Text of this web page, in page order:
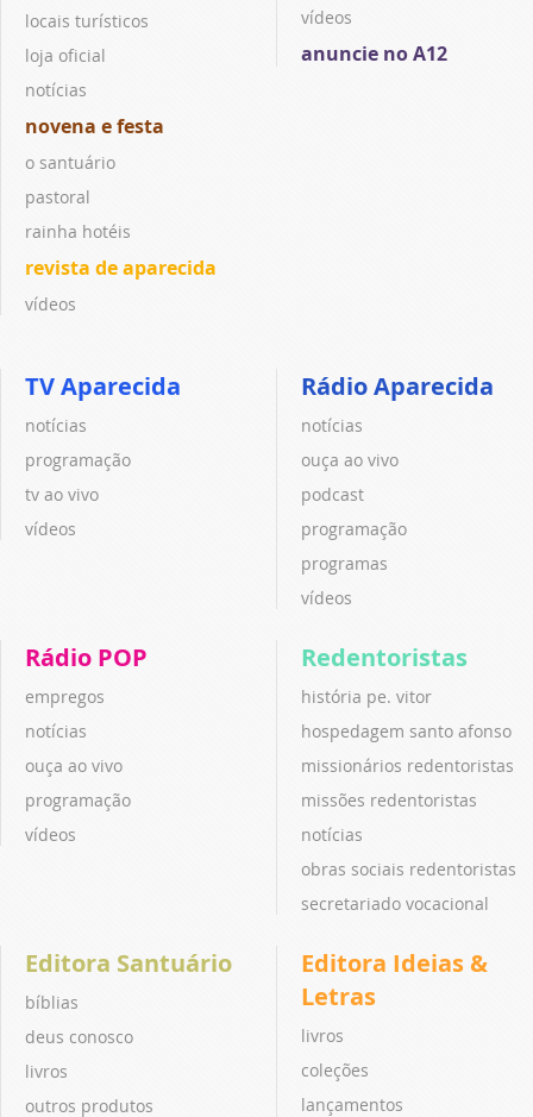
locais turísticos
loja oficial
notícias
novena e festa
o santuário
pastoral
rainha hotéis
revista de aparecida
vídeos
vídeos
anuncie no A12
TV Aparecida
notícias
programação
tv ao vivo
vídeos
Rádio Aparecida
notícias
ouça ao vivo
podcast
programação
programas
vídeos
Rádio POP
empregos
notícias
ouça ao vivo
programação
vídeos
Redentoristas
história pe. vitor
hospedagem santo afonso
missionários redentoristas
missões redentoristas
notícias
obras sociais redentoristas
secretariado vocacional
Editora Santuário
bíblias
deus conosco
livros
outros produtos
Editora Ideias &
Letras
livros
coleções
lançamentos